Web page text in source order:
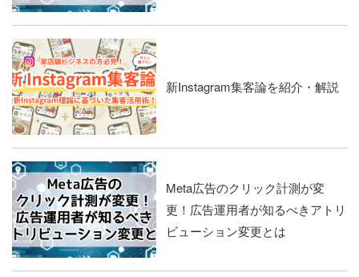
新Instagram集客論を紹介・解説
Meta広告のクリック計測が変
更！広告運用者が知るべきアトリ
ビューション変更とは